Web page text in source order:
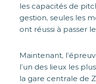
les capacités de
gestion, seules les
ont réussi à passer
Maintenant,
l’un des lieux les
la gare centrale de